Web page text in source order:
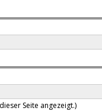
Seite angezeigt.)